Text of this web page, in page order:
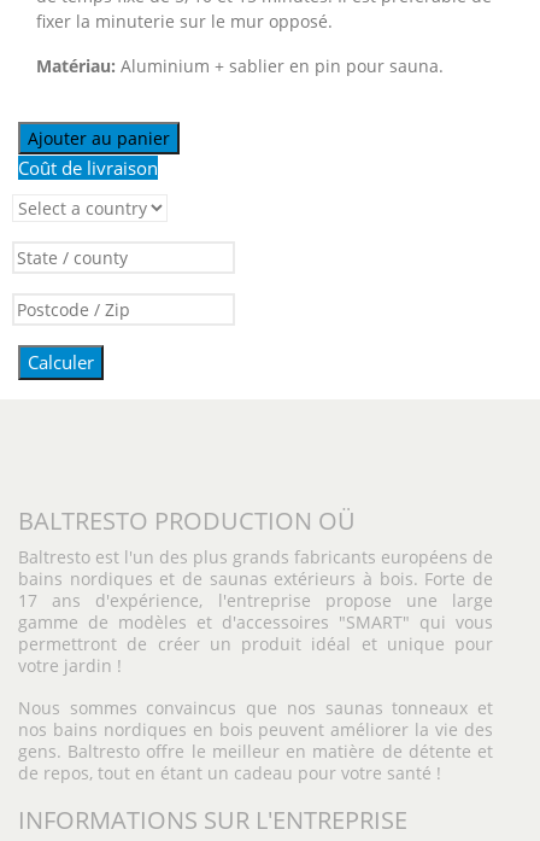
fixer la minuterie sur le mur opposé.
Matériau: Aluminium + sablier en pin pour sauna.
Ajouter au panier
Coût de livraison
Calculer
BALTRESTO PRODUCTION OÜ
Baltresto est l'un des plus grands fabricants européens de
bains nordiques et de saunas extérieurs à bois. Forte de
17 ans d'expérience, l'entreprise propose une large
gamme de modèles et d'accessoires "SMART" qui vous
permettront de créer un produit idéal et unique pour
votre jardin !
Nous sommes convaincus que nos saunas tonneaux et
nos bains nordiques en bois peuvent améliorer la vie des
gens. Baltresto offre le meilleur en matière de détente et
de repos, tout en étant un cadeau pour votre santé !
INFORMATIONS SUR L'ENTREPRISE